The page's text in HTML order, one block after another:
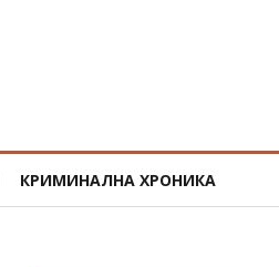
КРИМИНАЛНА ХРОНИКА